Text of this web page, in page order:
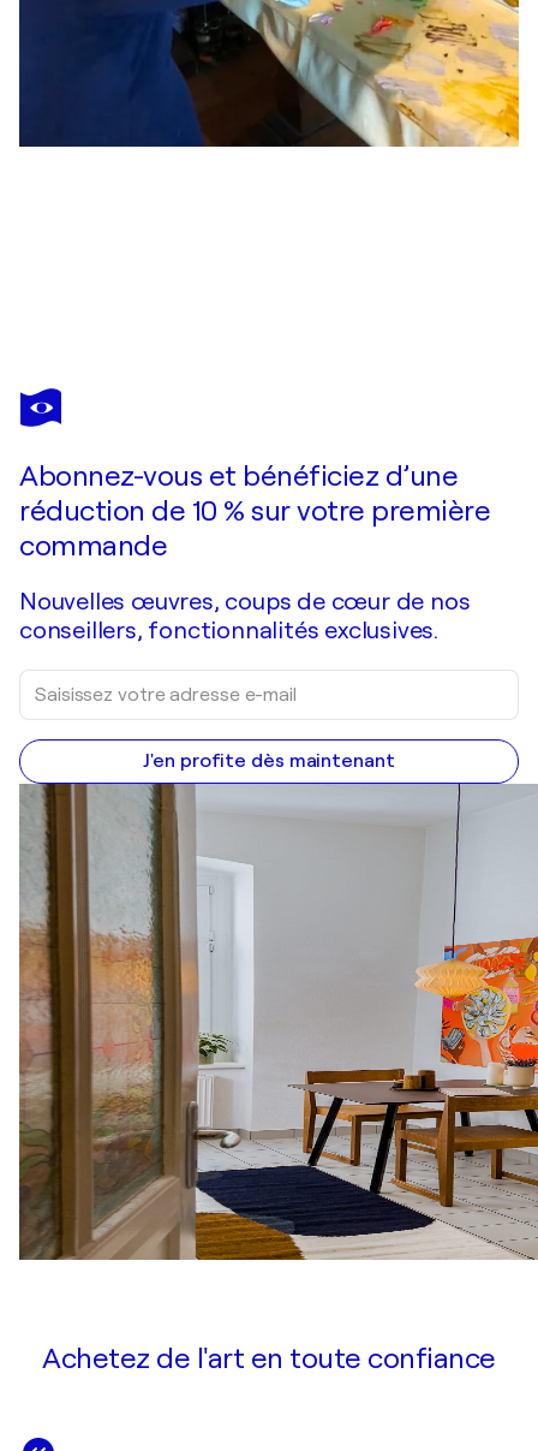
MARIO PRATESI
caccia Caio Duilio
Abonnez-vous et bénéficiez d’une
réduction de 10 % sur votre première
commande
Nouvelles œuvres, coups de cœur de nos
conseillers, fonctionnalités exclusives.
J'en profite dès maintenant
Achetez de l'art en toute confiance